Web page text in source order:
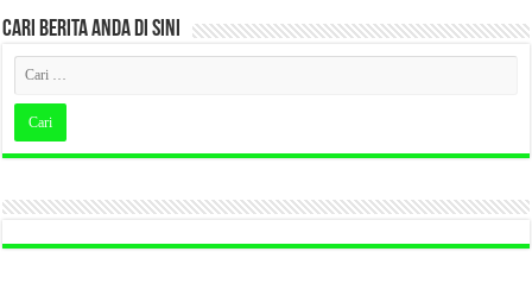
CARI BERITA ANDA DI SINI